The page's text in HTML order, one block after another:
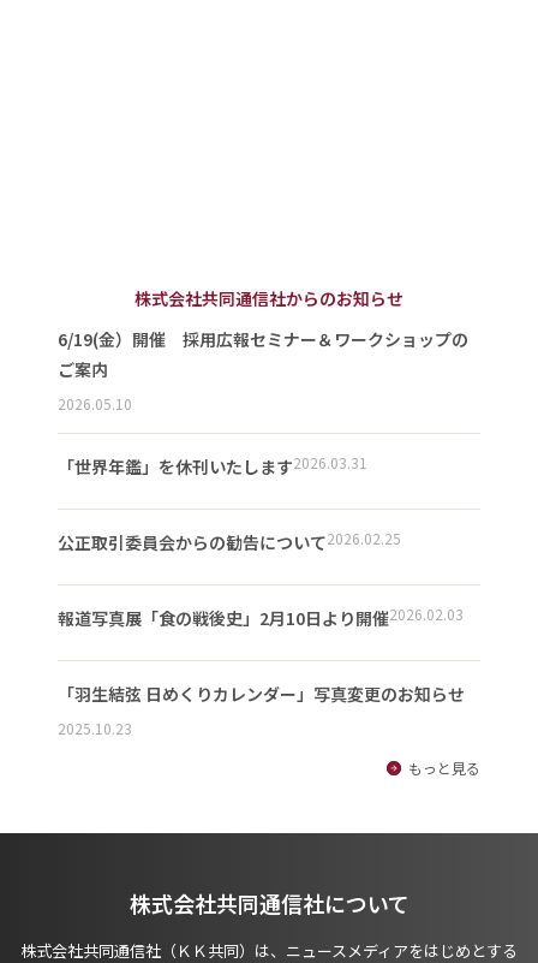
株式会社共同通信社からのお知らせ
6/19(金）開催 採用広報セミナー＆ワークショップの
ご案内
2026.05.10
「世界年鑑」を休刊いたします2026.03.31
公正取引委員会からの勧告について2026.02.25
報道写真展「食の戦後史」2月10日より開催2026.02.03
「羽生結弦 日めくりカレンダー」写真変更のお知らせ
2025.10.23
もっと見る
株式会社共同通信社について
株式会社共同通信社（ＫＫ共同）は、ニュースメディアをはじめとする